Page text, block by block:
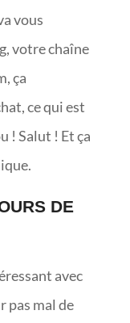
vous
votre chaîne
ça
ce qui est
! Salut ! Et ça
DE
avec
pas mal de